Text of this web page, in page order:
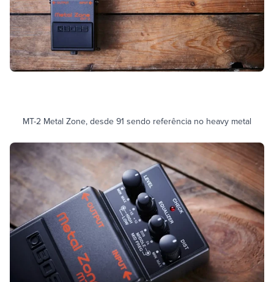
MT-2 Metal Zone, desde 91 sendo referência no heavy metal